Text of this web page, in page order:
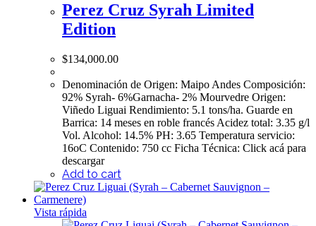
Perez Cruz Syrah Limited
Edition
$134,000.00
Denominación de Origen: Maipo Andes Composición:
92% Syrah- 6%Garnacha- 2% Mourvedre Origen:
Viñedo Liguai Rendimiento: 5.1 tons/ha. Guarde en
Barrica: 14 meses en roble francés Acidez total: 3.35 g/l
Vol. Alcohol: 14.5% PH: 3.65 Temperatura servicio:
16oC Contenido: 750 cc Ficha Técnica: Click acá para
descargar
Add to cart
Vista rápida